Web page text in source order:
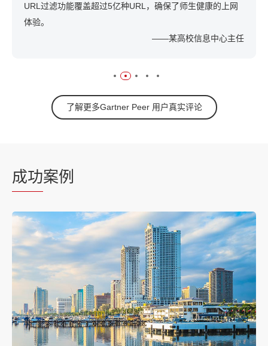
URL过滤功能覆盖超过5亿种URL，确保了师生健康的上网
体验。
——某高校信息中心主任
了解更多Gartner Peer 用户真实评论
成功案例